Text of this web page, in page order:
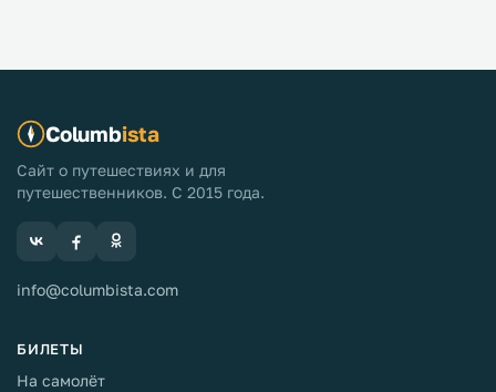
Columbista
Сайт о путешествиях и для
путешественников. С 2015 года.
info@columbista.com
БИЛЕТЫ
На самолёт